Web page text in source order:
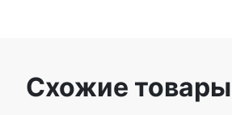
Схожие товары